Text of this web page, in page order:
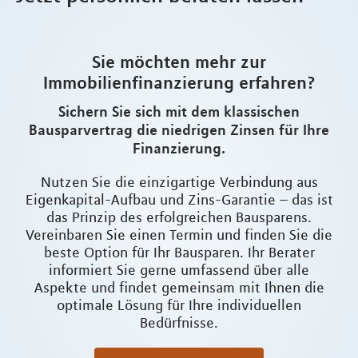
Sie möchten mehr zur
Immobilienfinanzierung erfahren?
Sichern Sie sich mit dem klassischen
Bausparvertrag die niedrigen Zinsen für Ihre
Finanzierung.
Nutzen Sie die einzigartige Verbindung aus
Eigenkapital-Aufbau und Zins-Garantie – das ist
das Prinzip des erfolgreichen Bausparens.
Vereinbaren Sie einen Termin und finden Sie die
beste Option für Ihr Bausparen. Ihr Berater
informiert Sie gerne umfassend über alle
Aspekte und findet gemeinsam mit Ihnen die
optimale Lösung für Ihre individuellen
Bedürfnisse.